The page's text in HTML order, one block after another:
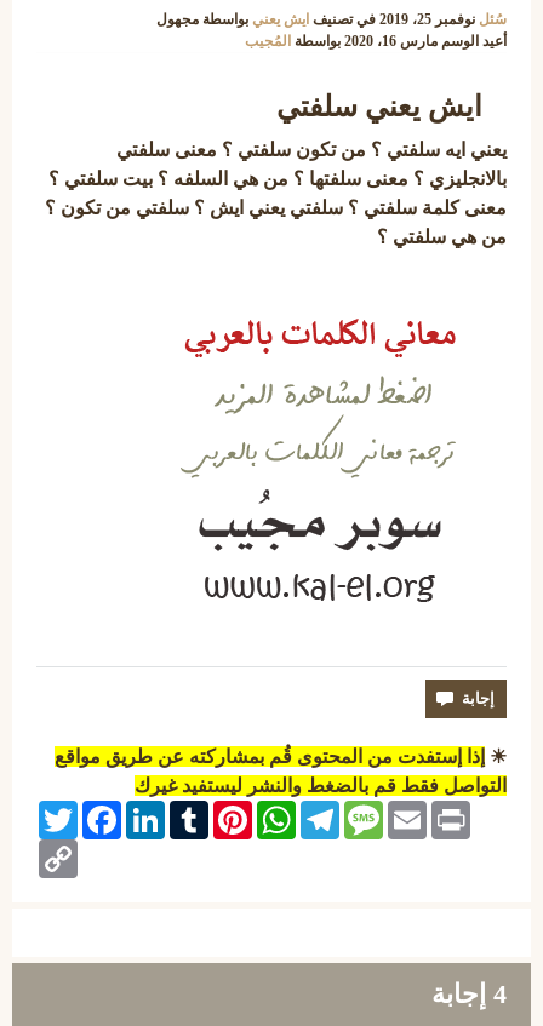
سُئل نوفمبر 25، 2019 في تصنيف ايش يعني بواسطة مجهول
أعيد الوسم مارس 16، 2020 بواسطة المُجيب
ايش يعني سلفتي
يعني ايه سلفتي ؟ من تكون سلفتي ؟ معنى سلفتي
بالانجليزي ؟ معنى سلفتها ؟ من هي السلفه ؟ بيت سلفتي ؟
معنى كلمة سلفتي ؟ سلفتي يعني ايش ؟ سلفتي من تكون ؟
من هي سلفتي ؟
☀ إذا إستفدت من المحتوى قُم بمشاركته عن طريق مواقع
التواصل فقط قم بالضغط والنشر ليستفيد غيرك
Twitter
FacebookLinkedInTumblrPinterest
WhatsAppTelegramMessageEmail Print
Copy
Link
4 إجابة